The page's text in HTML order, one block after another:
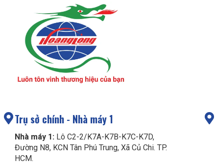
Trụ sở chính - Nhà máy 1
Nhà máy 1: Lô C2-2/K7A-K7B-K7C-K7D,
Đường N8, KCN Tân Phú Trung, Xã Củ Chi. TP.
HCM.